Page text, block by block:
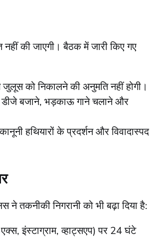
नहीं की जाएगी। बैठक में जारी किए गए
जुलूस को निकालने की अनुमति नहीं होगी।
डीजे बजाने, भड़काऊ गाने चलाने और
हथियारों के प्रदर्शन और विवादास्पद
तकनीकी निगरानी को भी बढ़ा दिया है:
इंस्टाग्राम, व्हाट्सएप) पर 24 घंटे